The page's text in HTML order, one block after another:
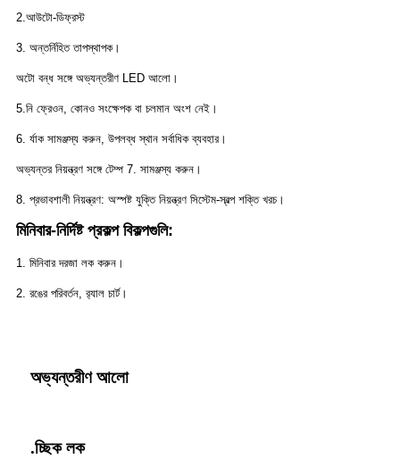
2.আউটো-ডিফ্রস্ট
3. অন্তর্নিহিত তাপস্থাপক।
অটো বন্ধ সঙ্গে অভ্যন্তরীণ LED আলো।
5.নি ফ্রেওন, কোনও সংক্ষেপক বা চলমান অংশ নেই।
6. র্যাক সামঞ্জস্য করুন, উপলব্ধ স্থান সর্বাধিক ব্যবহার।
অভ্যন্তর নিয়ন্ত্রণ সঙ্গে টেম্প 7. সামঞ্জস্য করুন।
8. প্রভাবশালী নিয়ন্ত্রণ: অস্পষ্ট যুক্তি নিয়ন্ত্রণ সিস্টেম-স্বল্প শক্তি খরচ।
মিনিবার-নির্দিষ্ট প্রকল্প বিকল্পগুলি:
1. মিনিবার দরজা লক করুন।
2. রঙের পরিবর্তন, র‌্যাল চার্ট।
অভ্যন্তরীণ আলো
.চ্ছিক লক